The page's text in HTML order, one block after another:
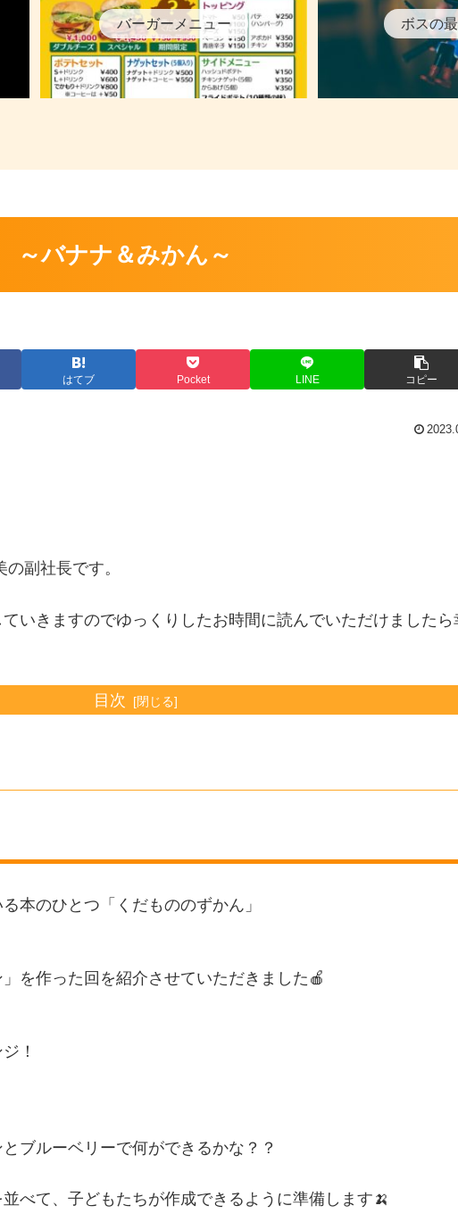
バーガーメニュー ボスの
バナナ＆みかん～
はてブ Pocket LINE コピー
副社長です。
いきますのでゆっくりしたお時間に読んでいただけましたら
目次
本のひとつ「くだもののずかん」
を作った回を紹介させていただきました🍎
！
ブルーベリーで何ができるかな？？
べて、子どもたちが作成できるように準備します🍌